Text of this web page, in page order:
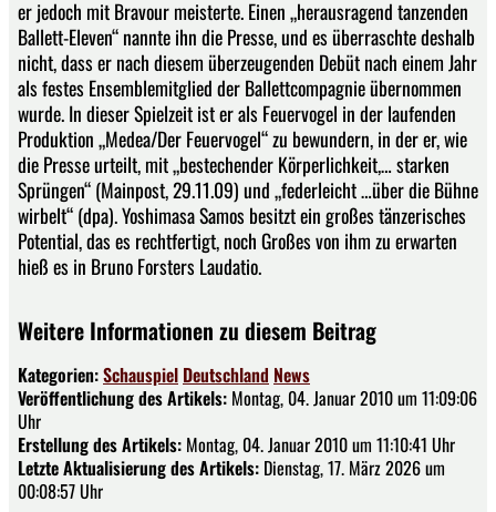
er jedoch mit Bravour meisterte. Einen „herausragend tanzenden
Ballett-Eleven“ nannte ihn die Presse, und es überraschte deshalb
nicht, dass er nach diesem überzeugenden Debüt nach einem Jahr
als festes Ensemblemitglied der Ballettcompagnie übernommen
wurde. In dieser Spielzeit ist er als Feuervogel in der laufenden
Produktion „Medea/Der Feuervogel“ zu bewundern, in der er, wie
die Presse urteilt, mit „bestechender Körperlichkeit,… starken
Sprüngen“ (Mainpost, 29.11.09) und „federleicht …über die Bühne
wirbelt“ (dpa). Yoshimasa Samos besitzt ein großes tänzerisches
Potential, das es rechtfertigt, noch Großes von ihm zu erwarten
hieß es in Bruno Forsters Laudatio.
Weitere Informationen zu diesem Beitrag
Kategorien:Schauspiel Deutschland News
Veröffentlichung des Artikels: Montag, 04. Januar 2010 um 11:09:06
Uhr
Erstellung des Artikels: Montag, 04. Januar 2010 um 11:10:41 Uhr
Letzte Aktualisierung des Artikels: Dienstag, 17. März 2026 um
00:08:57 Uhr